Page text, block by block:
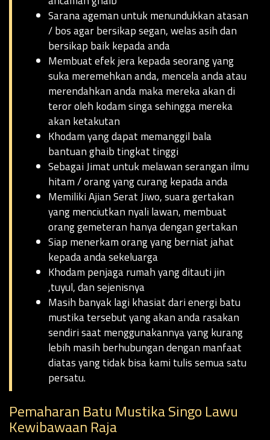
Sarana ageman untuk menundukkan atasan
/ bos agar bersikap segan, welas asih dan
bersikap baik kepada anda
Membuat efek jera kepada seorang yang
suka meremehkan anda, mencela anda atau
merendahkan anda maka mereka akan di
teror oleh kodam singa sehingga mereka
akan ketakutan
Khodam yang dapat memanggil bala
bantuan ghaib tingkat tinggi
Sebagai Jimat untuk melawan serangan ilmu
hitam / orang yang curang kepada anda
Memiliki Ajian Serat Jiwo, suara gertakan
yang menciutkan nyali lawan, membuat
orang gemeteran hanya dengan gertakan
Siap menerkam orang yang berniat jahat
kepada anda sekeluarga
Khodam penjaga rumah yang ditauti jin
,tuyul, dan sejenisnya
Masih banyak lagi khasiat dari energi batu
mustika tersebut yang akan anda rasakan
sendiri saat menggunakannya yang kurang
lebih masih berhubungan dengan manfaat
diatas yang tidak bisa kami tulis semua satu
persatu.
Pemaharan Batu Mustika Singo Lawu
Kewibawaan Raja